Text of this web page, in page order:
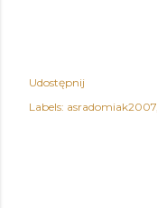
Udostępnij
Labels: asradomiak2007